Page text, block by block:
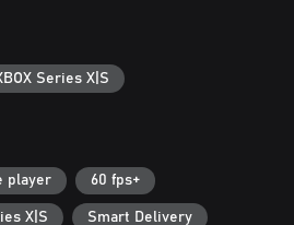
Series X|S
player 60 fps+
X|S Smart Delivery